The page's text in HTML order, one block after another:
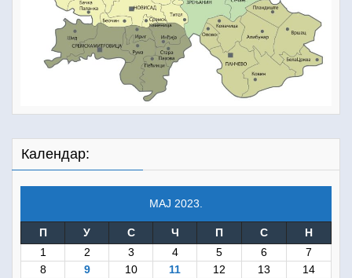
Календар:
МАЈ 2023.
П У С Ч П С
Н
1
2 3 4 5 6
7
8
9 10 11 12 13
14